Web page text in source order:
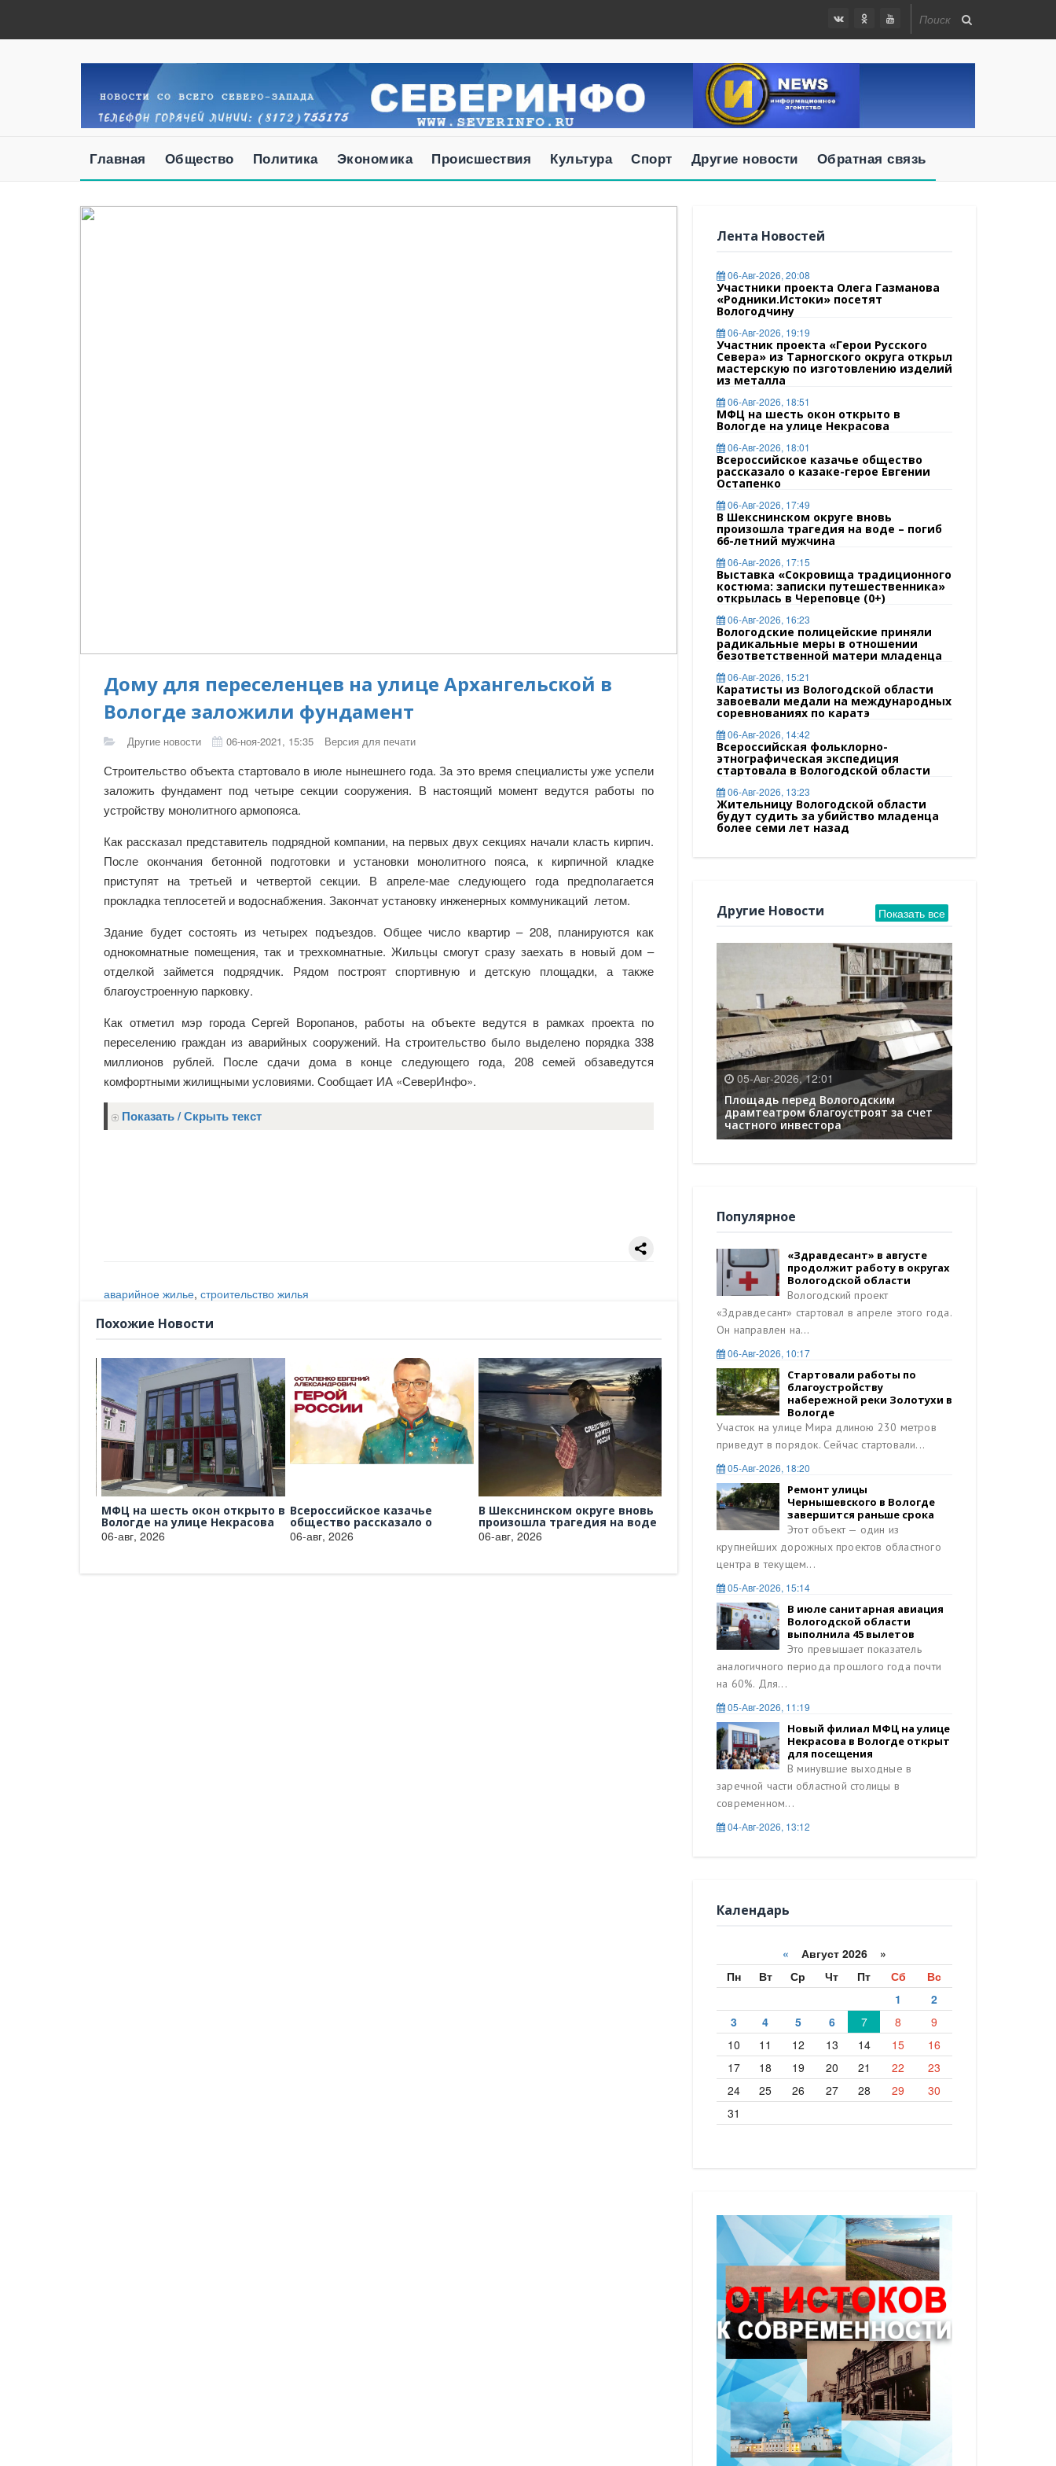
Главная Общество Политика Экономика Происшествия Культура Спорт Другие новости Обратная связь
Дому для переселенцев на улице Архангельской в
Вологде заложили фундамент
Другие новости 06-ноя-2021, 15:35 Версия для печати
Строительство объекта стартовало в июле нынешнего года. За это время специалисты уже успели
заложить фундамент под четыре секции сооружения. В настоящий момент ведутся работы по
устройству монолитного армопояса.
Как рассказал представитель подрядной компании, на первых двух секциях начали класть кирпич.
После окончания бетонной подготовки и установки монолитного пояса, к кирпичной кладке
приступят на третьей и четвертой секции. В апреле-мае следующего года предполагается
прокладка теплосетей и водоснабжения. Закончат установку инженерных коммуникаций летом.
Здание будет состоять из четырех подъездов. Общее число квартир – 208, планируются как
однокомнатные помещения, так и трехкомнатные. Жильцы смогут сразу заехать в новый дом –
отделкой займется подрядчик. Рядом построят спортивную и детскую площадки, а также
благоустроенную парковку.
Как отметил мэр города Сергей Воропанов, работы на объекте ведутся в рамках проекта по
переселению граждан из аварийных сооружений. На строительство было выделено порядка 338
миллионов рублей. После сдачи дома в конце следующего года, 208 семей обзаведутся
комфортными жилищными условиями. Сообщает ИА «СеверИнфо».
Показать / Скрыть текст
аварийное жилье, строительство жилья
Похожие Новости
МФЦ на шесть окон открыто в
Вологде на улице Некрасова
06-авг, 2026
Всероссийское казачье
общество рассказало о
06-авг, 2026
В Шекснинском округе вновь
произошла трагедия на воде
06-авг, 2026
Выставка «Сокровища
традиционного костюма:
06-авг, 2026
Лента Новостей
06-Авг-2026, 20:08
Участники проекта Олега Газманова
«Родники.Истоки» посетят
Вологодчину
06-Авг-2026, 19:19
Участник проекта «Герои Русского
Севера» из Тарногского округа открыл
мастерскую по изготовлению изделий
из металла
06-Авг-2026, 18:51
МФЦ на шесть окон открыто в
Вологде на улице Некрасова
06-Авг-2026, 18:01
Всероссийское казачье общество
рассказало о казаке-герое Евгении
Остапенко
06-Авг-2026, 17:49
В Шекснинском округе вновь
произошла трагедия на воде – погиб
66-летний мужчина
06-Авг-2026, 17:15
Выставка «Сокровища традиционного
костюма: записки путешественника»
открылась в Череповце (0+)
06-Авг-2026, 16:23
Вологодские полицейские приняли
радикальные меры в отношении
безответственной матери младенца
06-Авг-2026, 15:21
Каратисты из Вологодской области
завоевали медали на международных
соревнованиях по каратэ
06-Авг-2026, 14:42
Всероссийская фольклорно-
этнографическая экспедиция
стартовала в Вологодской области
06-Авг-2026, 13:23
Жительницу Вологодской области
будут судить за убийство младенца
более семи лет назад
Показать все
Другие Новости
05-Авг-2026, 12:01
Площадь перед Вологодским
драмтеатром благоустроят за счет
частного инвестора
Популярное
«Здравдесант» в августе
продолжит работу в округах
Вологодской области
Вологодский проект
«Здравдесант» стартовал в апреле этого года.
Он направлен на...
06-Авг-2026, 10:17
Стартовали работы по
благоустройству
набережной реки Золотухи в
Вологде
Участок на улице Мира длиною 230 метров
приведут в порядок. Сейчас стартовали...
05-Авг-2026, 18:20
Ремонт улицы
Чернышевского в Вологде
завершится раньше срока
Этот объект — один из
крупнейших дорожных проектов областного
центра в текущем...
05-Авг-2026, 15:14
В июле санитарная авиация
Вологодской области
выполнила 45 вылетов
Это превышает показатель
аналогичного периода прошлого года почти
на 60%. Для...
05-Авг-2026, 11:19
Новый филиал МФЦ на улице
Некрасова в Вологде открыт
для посещения
В минувшие выходные в
заречной части областной столицы в
современном...
04-Авг-2026, 13:12
Календарь
« Август 2026 »
Пн
Вт Ср Чт Пт Сб
Вс
1
2
3
4 5 6 7 8
9
10
11 12 13 14 15
16
17
18 19 20 21 22
23
24
25 26 27 28 29
30
31